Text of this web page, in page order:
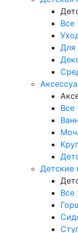
Все
Для
Все
Детские
Все